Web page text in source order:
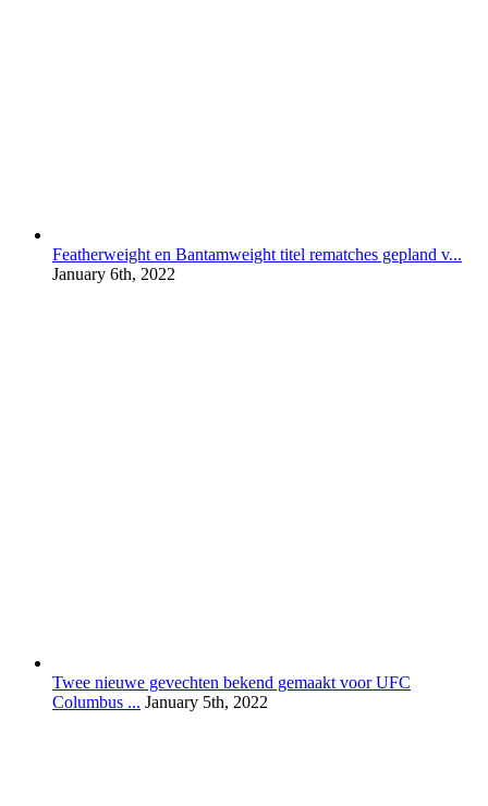
Featherweight en Bantamweight titel rematches gepland v...
January 6th, 2022
Twee nieuwe gevechten bekend gemaakt voor UFC
Columbus ... January 5th, 2022